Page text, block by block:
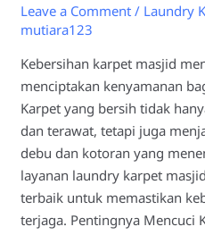
Leave a Comment / Laundry
mutiara123
Kebersihan karpet masjid
menciptakan kenyamanan
Karpet yang bersih tidak
dan terawat, tetapi juga
debu dan kotoran yang
layanan laundry karpet
terbaik untuk memastikan
terjaga. Pentingnya Mencuci